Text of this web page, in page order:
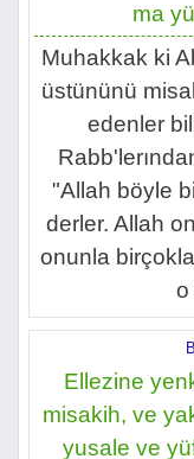
ma
Muhakkak ki
üstününü
edenler
"Allah böyle
derler. Allah
onunla
o
Ellezine
misakih, ve
yusale ve